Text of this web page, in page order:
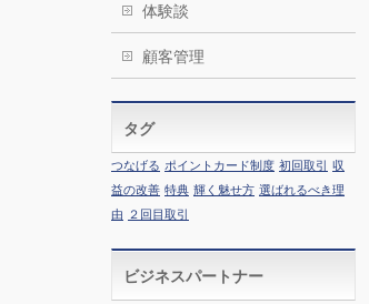
体験談
顧客管理
タグ
つなげる ポイントカード制度 初回取引 収
益の改善 特典 輝く魅せ方 選ばれるべき理
由
２回目取引
ビジネスパートナー